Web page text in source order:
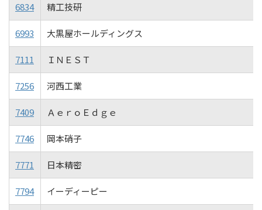
6834 精工技研
6993 大黒屋ホールディングス
7111 ＩＮＥＳＴ
7256 河西工業
7409 ＡｅｒｏＥｄｇｅ
7746 岡本硝子
7771 日本精密
7794 イーディーピー